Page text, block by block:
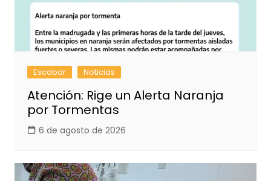
Escobar Noticias
Atención: Rige un Alerta Naranja
por Tormentas
6 de agosto de 2026